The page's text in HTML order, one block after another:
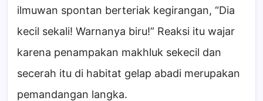
ilmuwan spontan berteriak kegirangan, “Dia
kecil sekali! Warnanya biru!” Reaksi itu wajar
karena penampakan makhluk sekecil dan
secerah itu di habitat gelap abadi merupakan
pemandangan langka.